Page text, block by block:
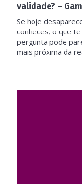
validade? –
Se hoje
conheces, o que
pergunta pode
mais próxima da